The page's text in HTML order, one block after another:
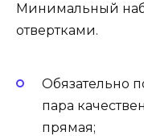
Минимальный
отвертками.
Обязательно
пара
прямая;